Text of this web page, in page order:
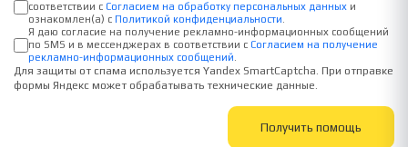
соответствии с Согласием на обработку персональных данных и
ознакомлен(а) с Политикой конфиденциальности
Я даю согласие на получение рекламно-информационных сообщений
по SMS и в мессенджерах в соответствии с Согласием на получение
рекламно-информационных сообщений
Для защиты от спама используется Yandex SmartCaptcha. При отправке
формы Яндекс может обрабатывать технические данные.
Получить помощь